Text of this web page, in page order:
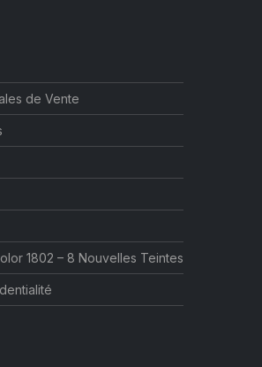
de Vente
1802 – 8 Nouvelles Teintes